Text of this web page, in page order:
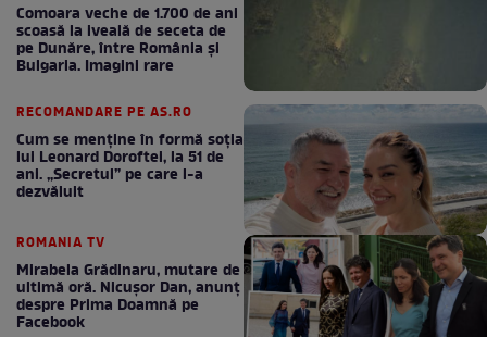
Comoara veche de 1.700 de ani
scoasă la iveală de seceta de
pe Dunăre, între România şi
Bulgaria. Imagini rare
RECOMANDARE PE AS.RO
Cum se menţine în formă soţia
lui Leonard Doroftei, la 51 de
ani. „Secretul” pe care l-a
dezvăluit
ROMANIA TV
Mirabela Grădinaru, mutare de
ultimă oră. Nicuşor Dan, anunţ
despre Prima Doamnă pe
Facebook